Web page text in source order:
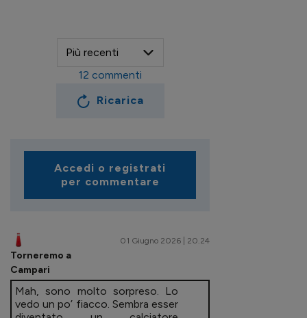
Ricarica
12 commenti
Accedi o registrati
per commentare
Torneremo a
Campari
01 Giugno 2026 | 20.24
Mah, sono molto sorpreso. Lo
vedo un po’ fiacco. Sembra esser